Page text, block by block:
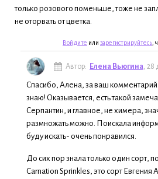
только розового поменьше, тоже не
не оторвать от цветка.
Войдите или зарегистрируйтесь ,
Автор: Елена Вьюгина ,
Спасибо, Алена, за ваш
знаю! Оказывается, есть такой
Серпантин, и главное, не химера,
размножать можно. Поискала
буду искать- очень понравился.
До сих пор знала только один сорт,
Carnation Sprinkles, это сорт